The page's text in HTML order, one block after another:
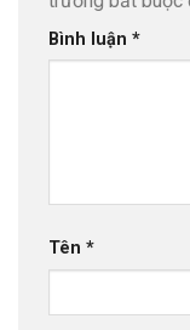
Bình luận *
Tên *